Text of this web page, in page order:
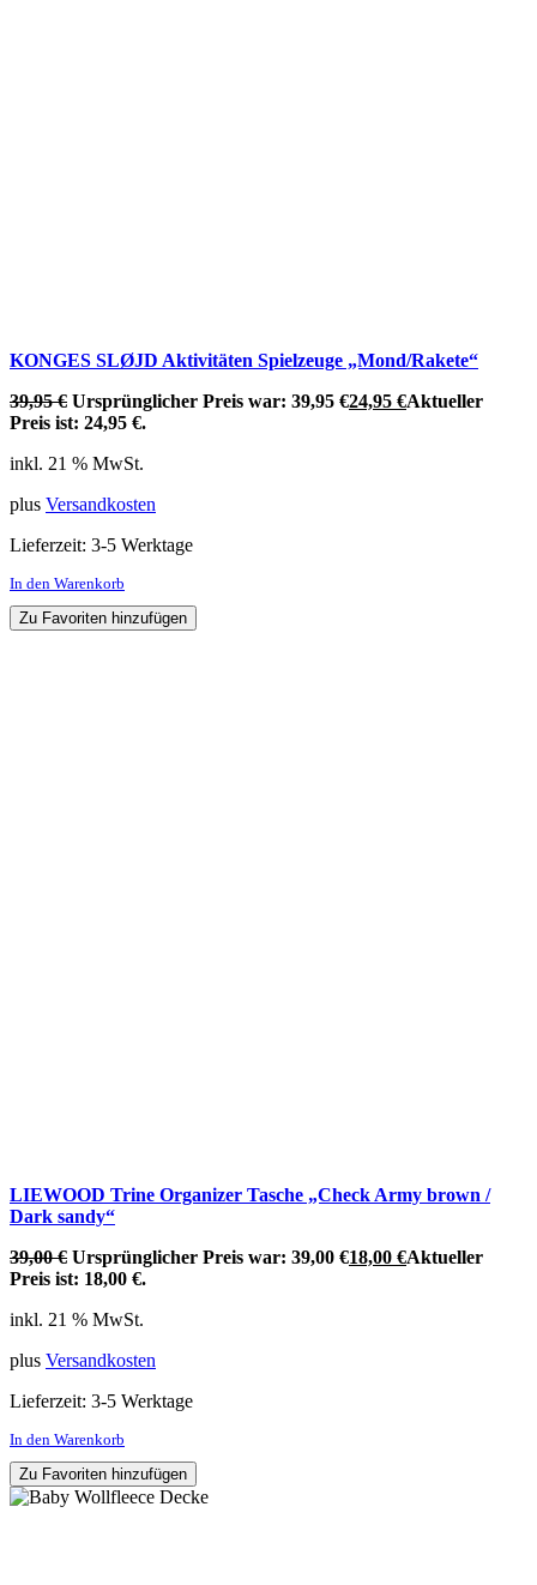
KONGES SLØJD Aktivitäten Spielzeuge „Mond/Rakete“
39,95€ Ursprünglicher Preis war: 39,95 €24,95 €Aktueller
Preis ist: 24,95 €.
inkl. 21 % MwSt.
plus Versandkosten
Lieferzeit: 3-5 Werktage
In den Warenkorb
Zu Favoriten hinzufügen
LIEWOOD Trine Organizer Tasche „Check Army brown /
Dark sandy“
39,00€ Ursprünglicher Preis war: 39,00 €18,00 €Aktueller
Preis ist: 18,00 €.
inkl. 21 % MwSt.
plus Versandkosten
Lieferzeit: 3-5 Werktage
In den Warenkorb
Zu Favoriten hinzufügen